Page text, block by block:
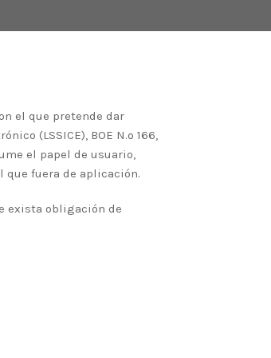
el que pretende dar
(LSSICE), BOE N.º 166,
el papel de usuario,
fuera de aplicación.
exista obligación de